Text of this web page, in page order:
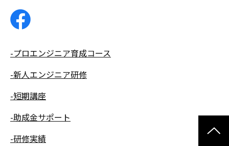
-プロエンジニア育成コース
-新人エンジニア研修
-短期講座
-助成金サポート
-研修実績